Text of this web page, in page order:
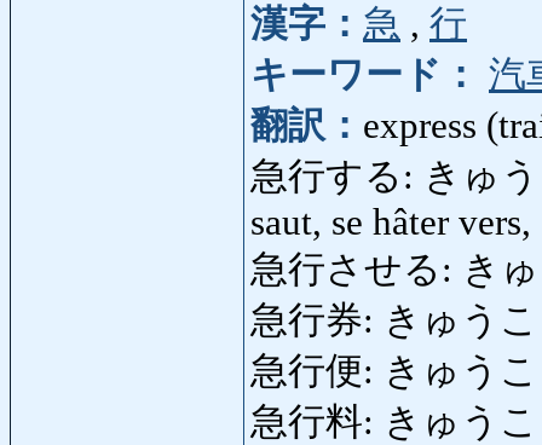
漢字： 急 , 行
キーワード： 汽
翻訳： express
急行する: きゅう
saut, se hâter
急行させる: き
急行券: きゅう
急行便: きゅう
急行料: きゅう